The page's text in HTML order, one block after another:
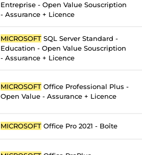
Entreprise - Open Value Souscription
- Assurance + Licence
MICROSOFT SQL Server Standard -
Education - Open Value Souscription
- Assurance + Licence
MICROSOFT Office Professional Plus -
Open Value - Assurance + Licence
MICROSOFT Office Pro 2021 - Boîte